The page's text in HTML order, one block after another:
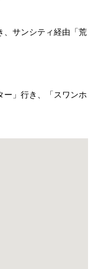
、サンシティ経由「荒
ー」行き、「スワンホ